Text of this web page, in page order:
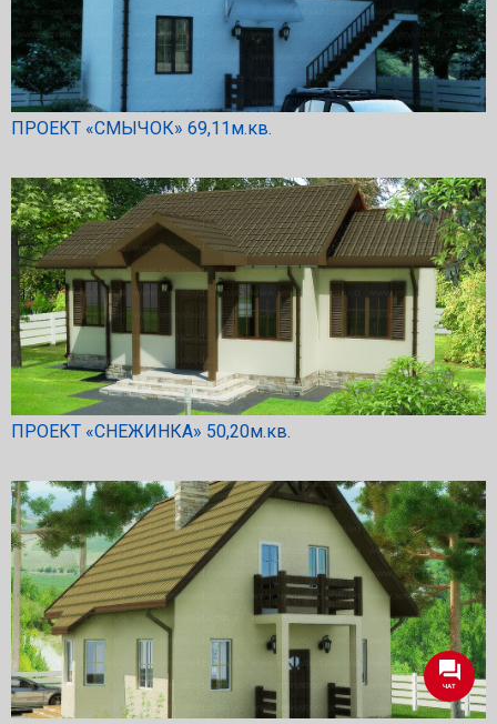
ПРОЕКТ «СМЫЧОК» 69,11м.кв.
ПРОЕКТ «СНЕЖИНКА» 50,20м.кв.
ЧАТ